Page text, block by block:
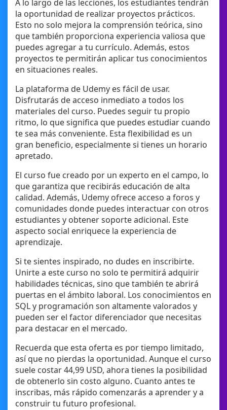
A lo largo de las lecciones, los estudiantes tendrán
la oportunidad de realizar proyectos prácticos.
Esto no solo mejora la comprensión teórica, sino
que también proporciona experiencia valiosa que
puedes agregar a tu currículo. Además, estos
proyectos te permitirán aplicar tus conocimientos
en situaciones reales.
La plataforma de Udemy es fácil de usar.
Disfrutarás de acceso inmediato a todos los
materiales del curso. Puedes seguir tu propio
ritmo, lo que significa que puedes estudiar cuando
te sea más conveniente. Esta flexibilidad es un
gran beneficio, especialmente si tienes un horario
apretado.
El curso fue creado por un experto en el campo, lo
que garantiza que recibirás educación de alta
calidad. Además, Udemy ofrece acceso a foros y
comunidades donde puedes interactuar con otros
estudiantes y obtener soporte adicional. Este
aspecto social enriquece la experiencia de
aprendizaje.
Si te sientes inspirado, no dudes en inscribirte.
Unirte a este curso no solo te permitirá adquirir
habilidades técnicas, sino que también te abrirá
puertas en el ámbito laboral. Los conocimientos en
SQL y programación son altamente valorados y
pueden ser el factor diferenciador que necesitas
para destacar en el mercado.
Recuerda que esta oferta es por tiempo limitado,
así que no pierdas la oportunidad. Aunque el curso
suele costar 44,99 USD, ahora tienes la posibilidad
de obtenerlo sin costo alguno. Cuanto antes te
inscribas, más rápido comenzarás a aprender y a
construir tu futuro profesional.